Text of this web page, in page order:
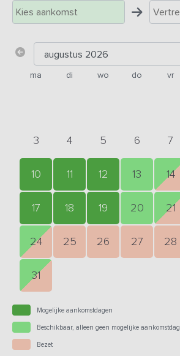
ma di wo do vr
3 4 5 6 7
10 11 12 13 14
17 18 19 20 21
24 25 26 27 28
31
Mogelijke aankomstdagen
Beschikbaar, alleen geen mogelijke aankomstdag
Bezet